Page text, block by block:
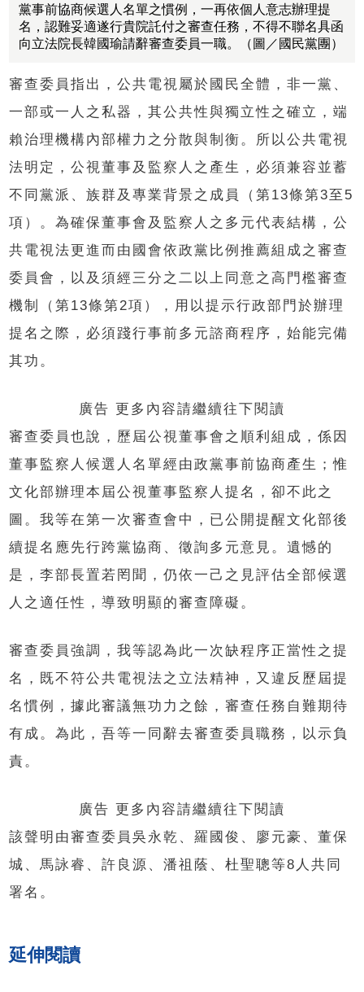
黨事前協商候選人名單之慣例，一再依個人意志辦理提
名，認難妥適遂行貴院託付之審查任務，不得不聯名具函
向立法院長韓國瑜請辭審查委員一職。（圖／國民黨團）
審查委員指出，公共電視屬於國民全體，非一黨、
一部或一人之私器，其公共性與獨立性之確立，端
賴治理機構內部權力之分散與制衡。所以公共電視
法明定，公視董事及監察人之產生，必須兼容並蓄
不同黨派、族群及專業背景之成員（第13條第3至5
項）。為確保董事會及監察人之多元代表結構，公
共電視法更進而由國會依政黨比例推薦組成之審查
委員會，以及須經三分之二以上同意之高門檻審查
機制（第13條第2項），用以提示行政部門於辦理
提名之際，必須踐行事前多元諮商程序，始能完備
其功。
廣告 更多內容請繼續往下閱讀
審查委員也說，歷屆公視董事會之順利組成，係因
董事監察人候選人名單經由政黨事前協商產生；惟
文化部辦理本屆公視董事監察人提名，卻不此之
圖。我等在第一次審查會中，已公開提醒文化部後
續提名應先行跨黨協商、徵詢多元意見。遺憾的
是，李部長置若罔聞，仍依一己之見評估全部候選
人之適任性，導致明顯的審查障礙。
審查委員強調，我等認為此一次缺程序正當性之提
名，既不符公共電視法之立法精神，又違反歷屆提
名慣例，據此審議無功力之餘，審查任務自難期待
有成。為此，吾等一同辭去審查委員職務，以示負
責。
廣告 更多內容請繼續往下閱讀
該聲明由審查委員吳永乾、羅國俊、廖元豪、董保
城、馬詠睿、許良源、潘祖蔭、杜聖聰等8人共同
署名。
延伸閱讀